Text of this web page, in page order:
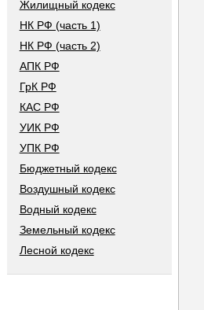
Жилищный кодекс
НК РФ (часть 1)
НК РФ (часть 2)
АПК РФ
ГрК РФ
КАС РФ
УИК РФ
УПК РФ
Бюджетный кодекс
Воздушный кодекс
Водный кодекс
Земельный кодекс
Лесной кодекс